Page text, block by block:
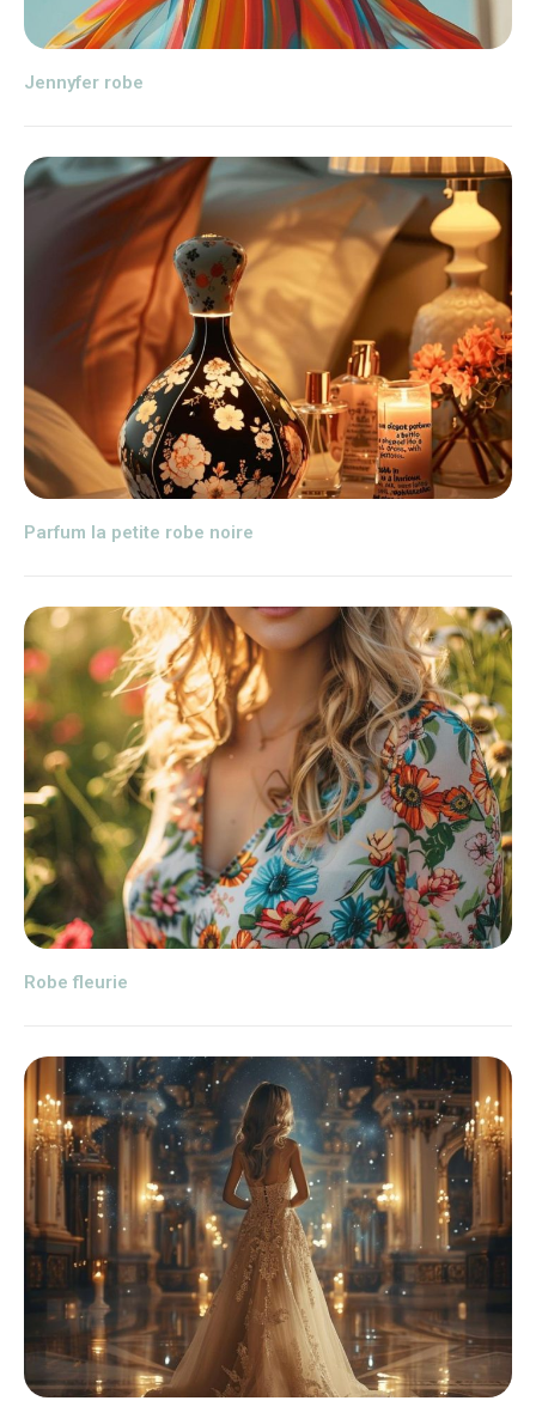
Jennyfer robe
Parfum la petite robe noire
Robe fleurie